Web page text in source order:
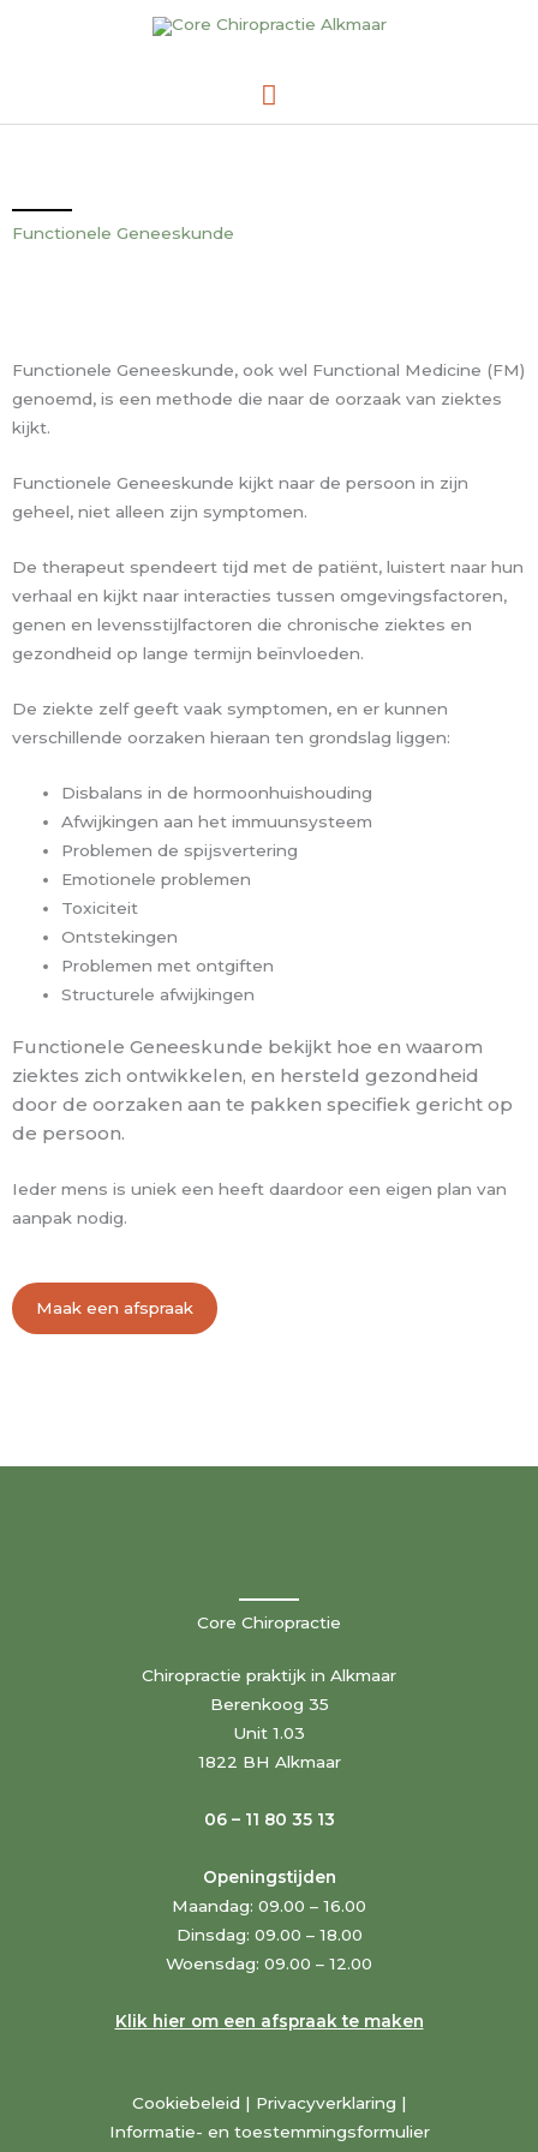
Hoofdmenu
Functionele Geneeskunde
Functionele Geneeskunde, ook wel Functional Medicine (FM)
genoemd, is een methode die naar de oorzaak van ziektes
kijkt.
Functionele Geneeskunde kijkt naar de persoon in zijn
geheel, niet alleen zijn symptomen.
De therapeut spendeert tijd met de patiënt, luistert naar hun
verhaal en kijkt naar interacties tussen omgevingsfactoren,
genen en levensstijlfactoren die chronische ziektes en
gezondheid op lange termijn beïnvloeden.
De ziekte zelf geeft vaak symptomen, en er kunnen
verschillende oorzaken hieraan ten grondslag liggen:
Disbalans in de hormoonhuishouding
Afwijkingen aan het immuunsysteem
Problemen de spijsvertering
Emotionele problemen
Toxiciteit
Ontstekingen
Problemen met ontgiften
Structurele afwijkingen
Functionele Geneeskunde bekijkt hoe en waarom
ziektes zich ontwikkelen, en hersteld gezondheid
door de oorzaken aan te pakken specifiek gericht op
de persoon.
Ieder mens is uniek een heeft daardoor een eigen plan van
aanpak nodig.
Maak een afspraak
Core Chiropractie
Chiropractie praktijk in Alkmaar
Berenkoog 35
Unit 1.03
1822 BH Alkmaar
06 – 11 80 35 13
Openingstijden
Maandag: 09.00 – 16.00
Dinsdag: 09.00 – 18.00
Woensdag: 09.00 – 12.00
Klik hier om een afspraak te maken
Cookiebeleid | Privacyverklaring |
Informatie- en toestemmingsformulier